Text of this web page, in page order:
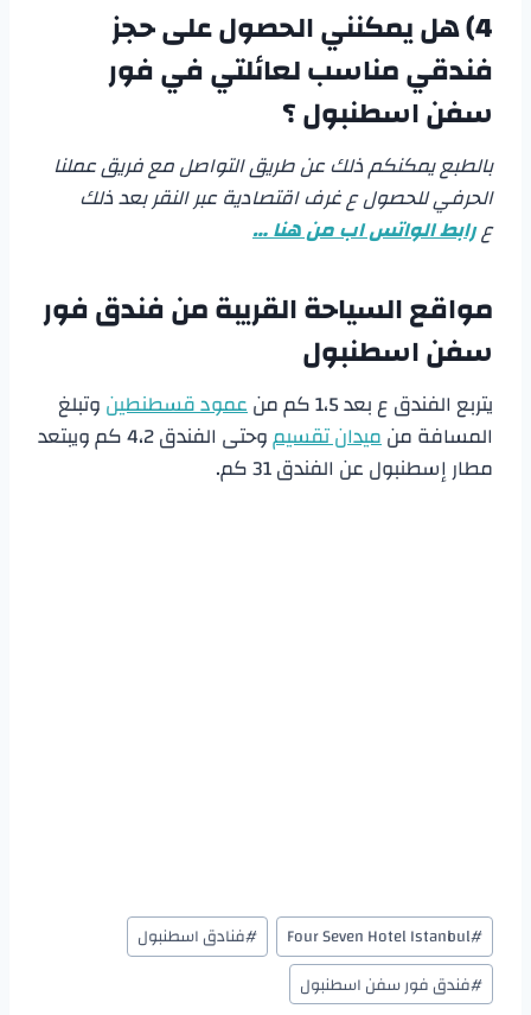
4) هل يمكنني الحصول على حجز
فندقي مناسب لعائلتي فيفور
سفن اسطنبول؟
بالطبع يمكنكم ذلك عن طريق التواصل مع فريق عملنا
الحرفي للحصول ع غرف اقتصادية عبر النقر بعد ذلك
عرابط الواتس اب من هنا …
مواقع السياحة القريبة منفندق فور
سفن اسطنبول
يتربع الفندق ع بعد 1،5 كم من عمود قسطنطينوتبلغ
المسافة منميدان تقسيم
وحتى الفندق 4،2 كم ويبتعد
مطار إسطنبول عن الفندق 31 كم.
#
Four Seven Hotel Istanbul
#فنادق اسطنبول
#فندق فور سفن اسطنبول